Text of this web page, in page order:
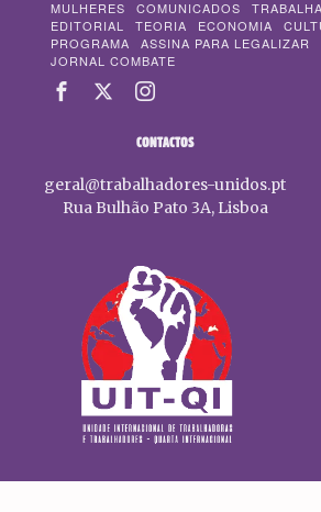
MULHERES
COMUNICADOS
EDITORIAL
TEORIA ECONOMIA
PROGRAMA
ASSINA PARA LEGALIZAR
JORNAL COMBATE
CONTACTOS
geral@trabalhadores-unidos.pt
Rua Bulhão Pato 3A, Lisboa